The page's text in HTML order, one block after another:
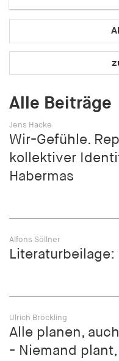
Alle Beiträge
Jens Hacke
Wir-Gefühle.
kollektiver
Habermas
Alfons Söllner
Ulrich Bröckling
Alle planen,
- Niemand
Speichert den
für Cookies auf
fe_typo_user
Name:
fe_typo_user
Anbieter:
fonts_loaded
hamburger-
Cookie Laufzeit:
7 Tage